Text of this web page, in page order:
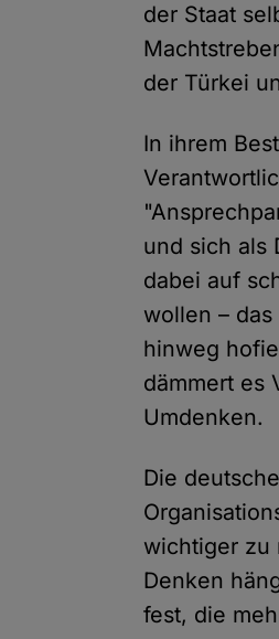
der Staat
der Türkei
In ihrem
und sich als
dabei auf
wollen –
hinweg
dämmert es
Umdenken.
Die
wichtiger zu
Denken
fest, die